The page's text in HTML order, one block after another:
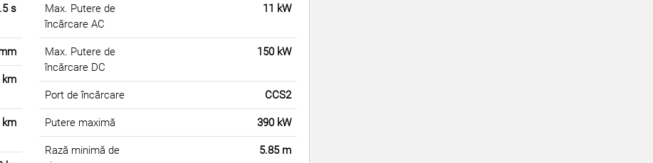
s
km
km
Max. Putere de
încărcare AC
11 kW
Max. Putere de
încărcare DC
150 kW
Port de încărcare CCS2
Putere maximă 390 kW
Rază minimă de
5.85 m